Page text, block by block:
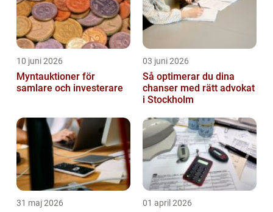
10 juni 2026
Myntauktioner för
samlare och investerare
03 juni 2026
Så optimerar du dina
chanser med rätt advokat
i Stockholm
31 maj 2026 01 april 2026